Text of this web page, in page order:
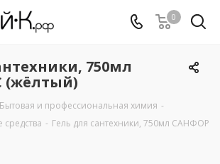
0
750мл
(жёлтый)
Бытовая и профессиональная химия -
- Гель для сантехники, 750мл САНФОР